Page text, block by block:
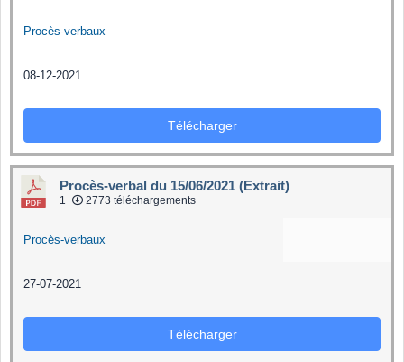
Procès-verbaux
08-12-2021
Télécharger
Procès-verbal du 15/06/2021 (Extrait)
1 2773 téléchargements
Procès-verbaux
27-07-2021
Télécharger